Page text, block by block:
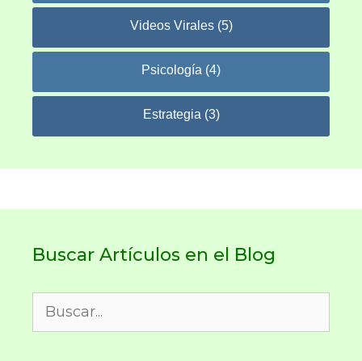
Videos Virales (5)
Psicología (4)
Estrategia (3)
Buscar Artículos en el Blog
Buscar: